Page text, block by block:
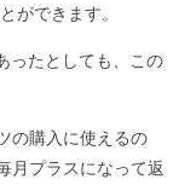
ができます。
ったとしても、この
の購入に使えるの
月プラスになって返